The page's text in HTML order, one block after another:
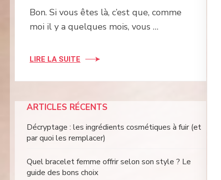
Bon. Si vous êtes là, c’est que, comme
moi il y a quelques mois, vous …
LIRE LA SUITE
ARTICLES RÉCENTS
Décryptage : les ingrédients cosmétiques à fuir (et
par quoi les remplacer)
Quel bracelet femme offrir selon son style ? Le
guide des bons choix